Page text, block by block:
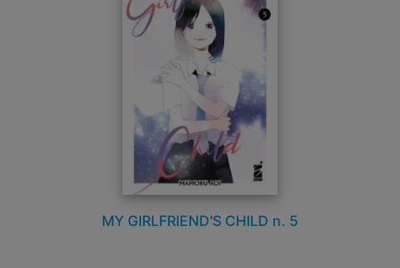
MY GIRLFRIEND'S CHILD n. 5